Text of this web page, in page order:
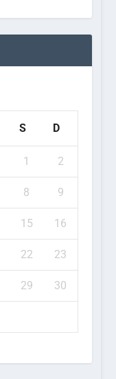
S D
1 2
8 9
15 16
22 23
29 30